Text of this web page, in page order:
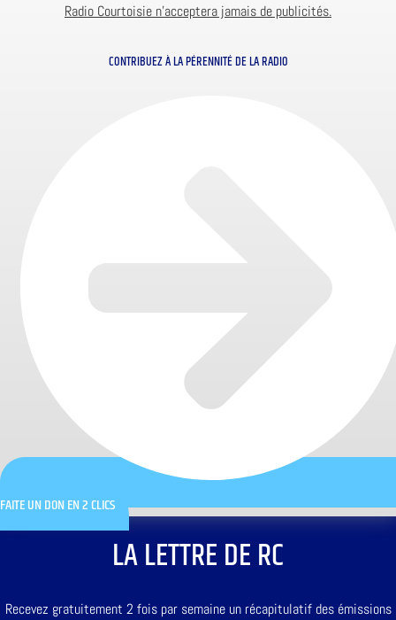
Radio Courtoisie n’acceptera jamais de publicités.
CONTRIBUEZ À LA PÉRENNITÉ DE LA RADIO
FAITE UN DON EN 2 CLICS
LA LETTRE DE RC
Recevez gratuitement 2 fois par semaine un récapitulatif des émissions